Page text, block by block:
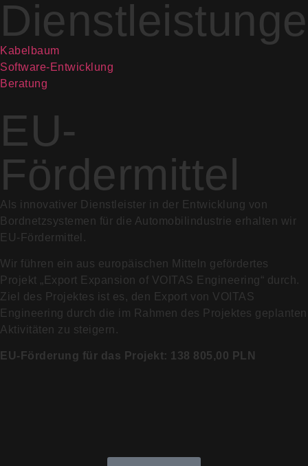
Kabelbaum
Software-Entwicklung
Beratung
EU-
Fördermittel
Als innovativer Dienstleister in der Entwicklung von
Bordnetzsystemen für die Automobilindustrie erhalten wir
EU-Fördermittel.
Wir führen ein aus europäischen Mitteln gefördertes
Projekt „Export Expansion of VOITAS Engineering“ durch.
Ziel des Projektes ist es, den Export von VOITAS
Engineering durch die im Rahmen des Projektes geplanten
Aktivitäten zu steigern.
EU-Förderung für das Projekt: 138 805,00 PLN